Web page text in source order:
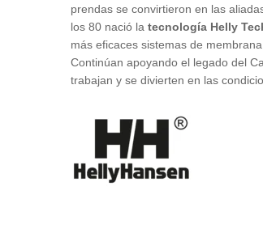
prendas se convirtieron en las
los 80 nació la tecnología Helly
más eficaces sistemas de
Continúan apoyando el legado del
trabajan y se divierten en las